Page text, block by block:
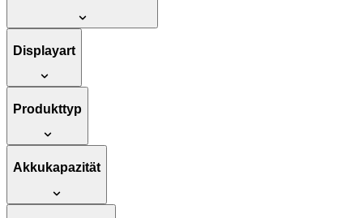
Displayart
Produkttyp
Akkukapazität